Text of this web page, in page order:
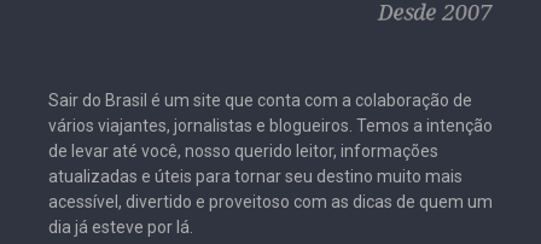
Sair do Brasil é um site que conta com a colaboração de
vários viajantes, jornalistas e blogueiros. Temos a intenção
de levar até você, nosso querido leitor, informações
atualizadas e úteis para tornar seu destino muito mais
acessível, divertido e proveitoso com as dicas de quem um
dia já esteve por lá.